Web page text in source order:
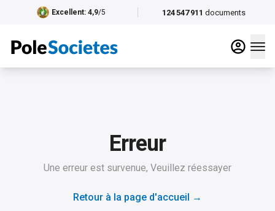
124 547 911 documents
Excellent: 4,9/5
Erreur
Une erreur est survenue, Veuillez réessayer
Retour à la page d'accueil →